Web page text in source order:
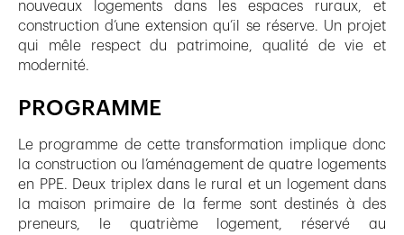
nouveaux logements dans les espaces ruraux, et
construction d’une extension qu’il se réserve. Un projet
qui mêle respect du patrimoine, qualité de vie et
modernité.
PROGRAMME
Le programme de cette transformation implique donc
la construction ou l’aménagement de quatre logements
en PPE. Deux triplex dans le rural et un logement dans
la maison primaire de la ferme sont destinés à des
preneurs, le quatrième logement, réservé au